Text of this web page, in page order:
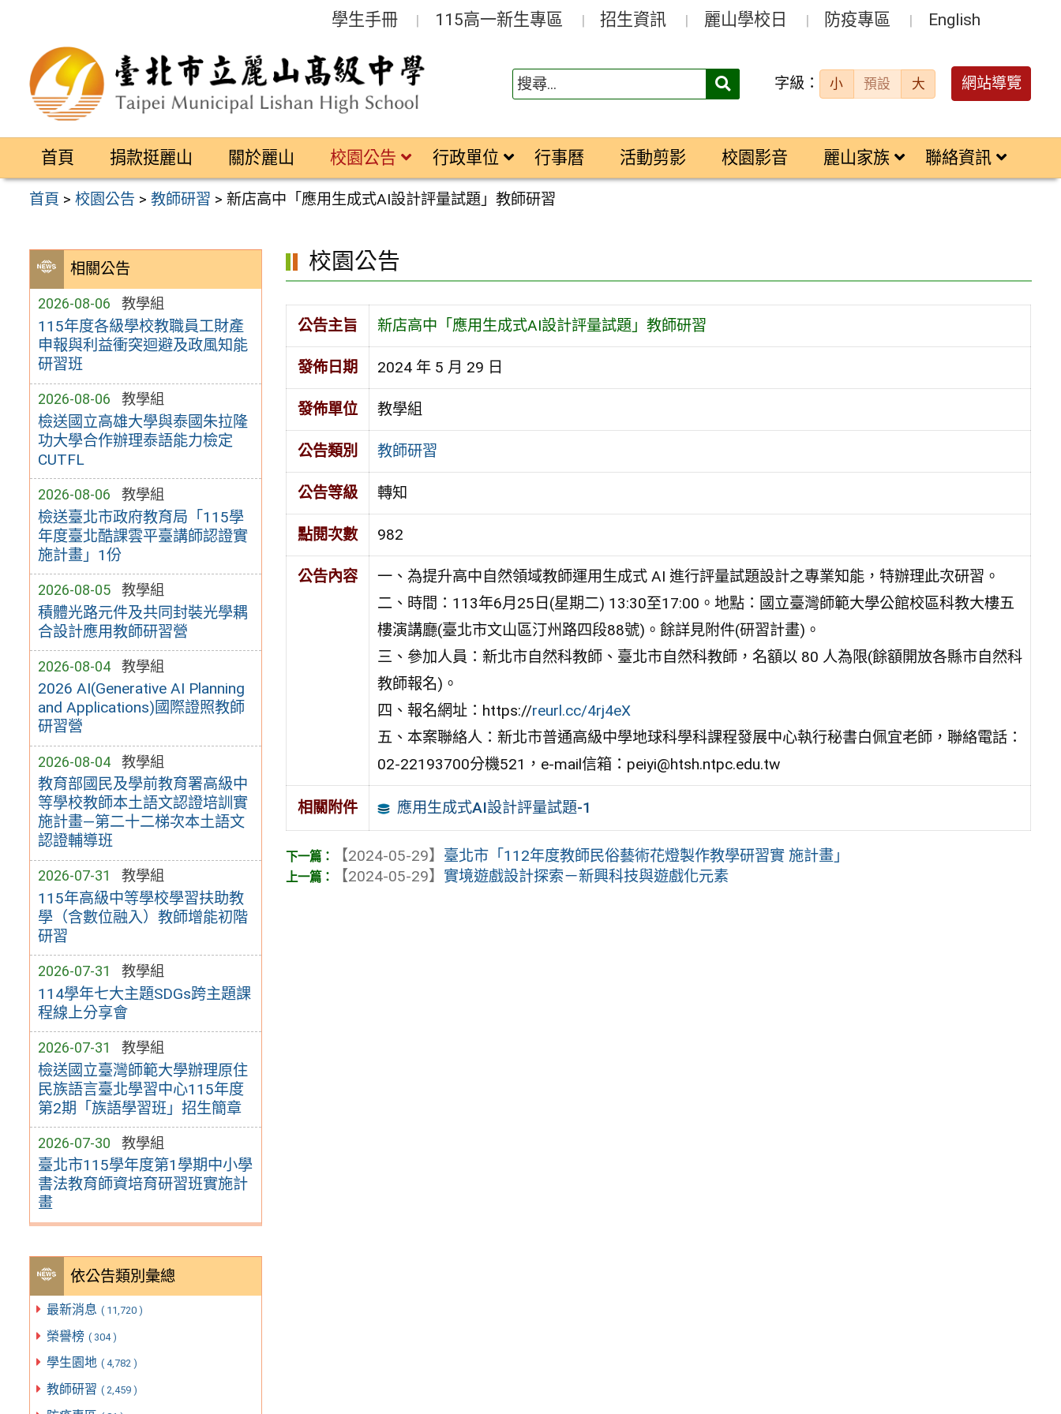
區
學生手冊 115高一新生專區 招生資訊 麗山學校日 防疫專區 English
搜
字級： 小 預設 大 網站導覽
首頁 捐款挺麗山 關於麗山 校園公告 行政單位 行事曆 活動剪影 校園影音 麗山家族 聯絡資訊
首頁 >校園公告 >教師研習 >新店高中「應用生成式AI設計評量試題」教師研習
相關公告
2026-08-06 教學組
115年度各級學校教職員工財產
申報與利益衝突迴避及政風知能
研習班
2026-08-06 教學組
檢送國立高雄大學與泰國朱拉隆
功大學合作辦理泰語能力檢定
CUTFL
2026-08-06 教學組
檢送臺北市政府教育局「115學
年度臺北酷課雲平臺講師認證實
施計畫」1份
2026-08-05 教學組
積體光路元件及共同封裝光學耦
合設計應用教師研習營
2026-08-04 教學組
2026 AI(Generative AI Planning
and Applications)國際證照教師
研習營
2026-08-04 教學組
教育部國民及學前教育署高級中
等學校教師本土語文認證培訓實
施計畫—第二十二梯次本土語文
認證輔導班
2026-07-31 教學組
115年高級中等學校學習扶助教
學（含數位融入）教師增能初階
研習
2026-07-31 教學組
114學年七大主題SDGs跨主題課
程線上分享會
2026-07-31 教學組
檢送國立臺灣師範大學辦理原住
民族語言臺北學習中心115年度
第2期「族語學習班」招生簡章
2026-07-30 教學組
臺北市115學年度第1學期中小學
書法教育師資培育研習班實施計
畫
依公告類別彙總
最新消息 ( 11,720 )
榮譽榜 ( 304 )
學生園地 ( 4,782 )
教師研習 ( 2,459 )
校園公告
公告主旨 新店高中「應用生成式AI設計評量試題」教師研習
發佈日期 2024 年 5 月 29 日
發佈單位 教學組
公告類別 教師研習
公告等級 轉知
點閱次數 982
公告內容
一、為提升高中自然領域教師運用生成式 AI 進行評量試題設計之專業知能，特辦理此次研習。
二、時間：113年6月25日(星期二) 13:30至17:00。地點：國立臺灣師範大學公館校區科教大樓五
樓演講廳(臺北市文山區汀州路四段88號)。餘詳見附件(研習計畫)。
三、參加人員：新北市自然科教師、臺北市自然科教師，名額以 80 人為限(餘額開放各縣市自然科
教師報名)。
四、報名網址：https://reurl.cc/4rj4eX
五、本案聯絡人：新北市普通高級中學地球科學科課程發展中心執行秘書白佩宜老師，聯絡電話：
02-22193700分機521，e-mail信箱：peiyi@htsh.ntpc.edu.tw
相關附件 應用生成式AI設計評量試題-1
【2024-05-29】 臺北市「112年度教師民俗藝術花燈製作教學研習實 施計畫」
【2024-05-29】 實境遊戲設計探索－新興科技與遊戲化元素